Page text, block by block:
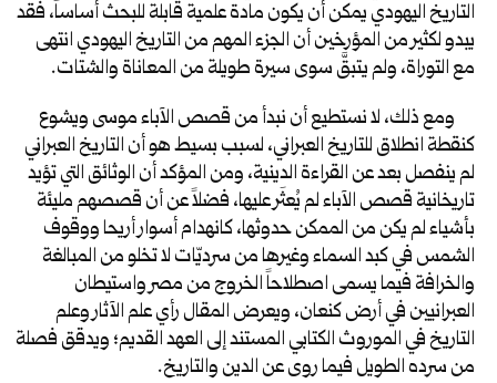
التاريخ اليهودي يمكن أن يكون مادة علمية قابلة للبحث أساساً، فقد
يبدو لكثير من المؤرخين أن الجزء المهم من التاريخ اليهودي انتهى
مع التوراة، ولم يتبقَّ سوى سيرة طويلة من المعاناة والشتات.
ومع ذلك، لا نستطيع أن نبدأ من قصص الآباء موسى ويشوع
كنقطة انطلاق للتاريخ العبراني، لسبب بسيط هو أن التاريخ العبراني
لم ينفصل بعد عن القراءة الدينية، ومن المؤكد أن الوثائق التي تؤيد
تاريخانية قصص الآباء لم يُعثَر عليها، فضلاً عن أن قصصهم مليئة
بأشياء لم يكن من الممكن حدوثها، كانهدام أسوار أريحا ووقوف
الشمس في كبد السماء وغيرها من سرديّات لا تخلو من المبالغة
والخرافة فيما يسمى اصطلاحاً الخروج من مصر واستيطان
العبرانيين في أرض كنعان، ويعرض المقال رأي علم الآثار وعلم
التاريخ في الموروث الكتابي المستند إلى العهد القديم؛ ويدقق فصلة
من سرده الطويل فيما روى عن الدين والتاريخ.